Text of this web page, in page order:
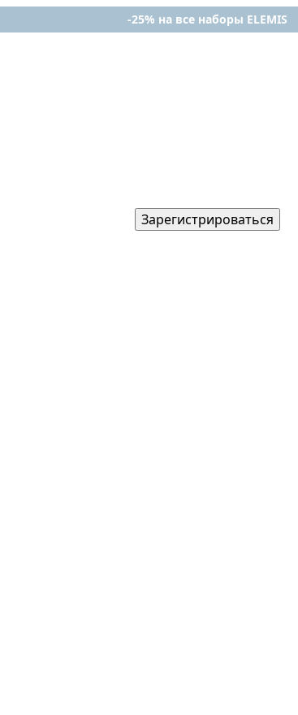
-25% на все наборы ELEMIS
Зарегистрироваться